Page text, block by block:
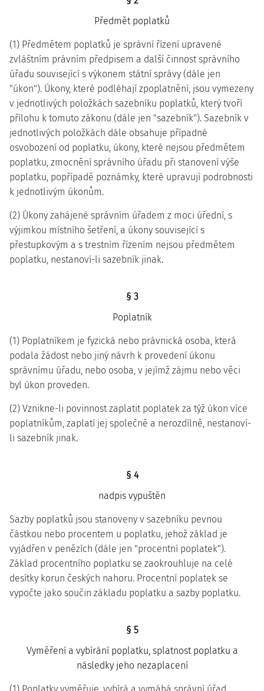
Předmět poplatků
(1) Předmětem poplatků je správní řízení upravené
zvláštním právním předpisem a další činnost správního
úřadu související s výkonem státní správy (dále jen
"úkon"). Úkony, které podléhají zpoplatnění, jsou vymezeny
v jednotlivých položkách sazebníku poplatků, který tvoří
přílohu k tomuto zákonu (dále jen "sazebník"). Sazebník v
jednotlivých položkách dále obsahuje případné
osvobození od poplatku, úkony, které nejsou předmětem
poplatku, zmocnění správního úřadu při stanovení výše
poplatku, popřípadě poznámky, které upravují podrobnosti
k jednotlivým úkonům.
(2) Úkony zahájené správním úřadem z moci úřední, s
výjimkou místního šetření, a úkony související s
přestupkovým a s trestním řízením nejsou předmětem
poplatku, nestanoví-li sazebník jinak.
§ 3
Poplatník
(1) Poplatníkem je fyzická nebo právnická osoba, která
podala žádost nebo jiný návrh k provedení úkonu
správnímu úřadu, nebo osoba, v jejímž zájmu nebo věci
byl úkon proveden.
(2) Vznikne-li povinnost zaplatit poplatek za týž úkon více
poplatníkům, zaplatí jej společně a nerozdílně, nestanoví-
li sazebník jinak.
§ 4
nadpis vypuštěn
Sazby poplatků jsou stanoveny v sazebníku pevnou
částkou nebo procentem u poplatku, jehož základ je
vyjádřen v penězích (dále jen "procentní poplatek").
Základ procentního poplatku se zaokrouhluje na celé
desítky korun českých nahoru. Procentní poplatek se
vypočte jako součin základu poplatku a sazby poplatku.
§ 5
Vyměření a vybírání poplatku, splatnost poplatku a
následky jeho nezaplacení